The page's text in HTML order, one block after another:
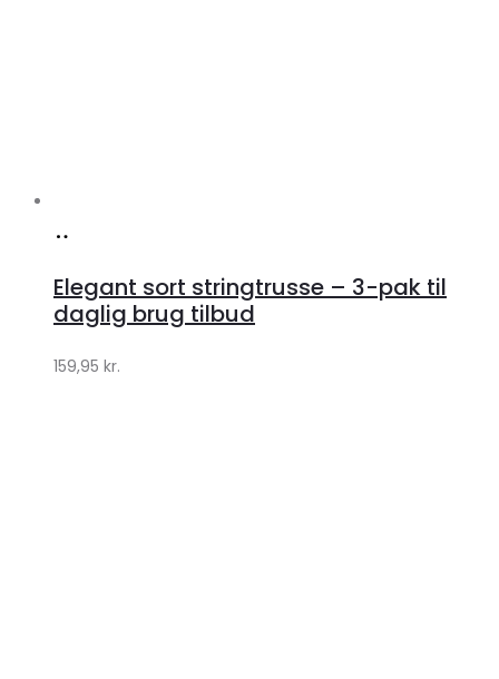
Klædeskabet.dk
Elegant sort stringtrusse – 3-pak til
daglig brug tilbud
159,95 kr.